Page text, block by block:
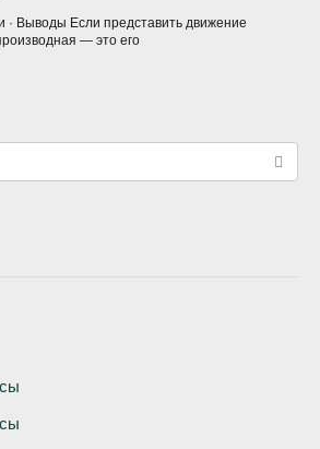
· Выводы Если представить движение
— это его